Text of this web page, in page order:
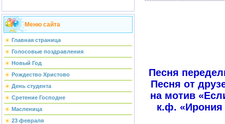
Меню сайта
Главная страница
Голосовые поздравления
Новый Год
Рождество Христово
День студента
Сретение Господне
Масленица
23 февраля
Песня
Песня от
на мотив
к.ф.